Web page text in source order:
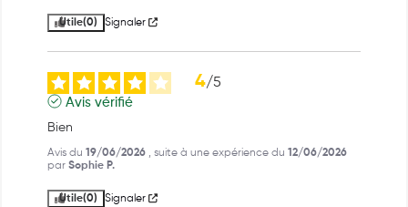
Utile(0) Signaler
4/5
Avis vérifié
Bien
Avis du 19/06/2026 , suite à une expérience du 12/06/2026
par Sophie P.
Utile(0) Signaler